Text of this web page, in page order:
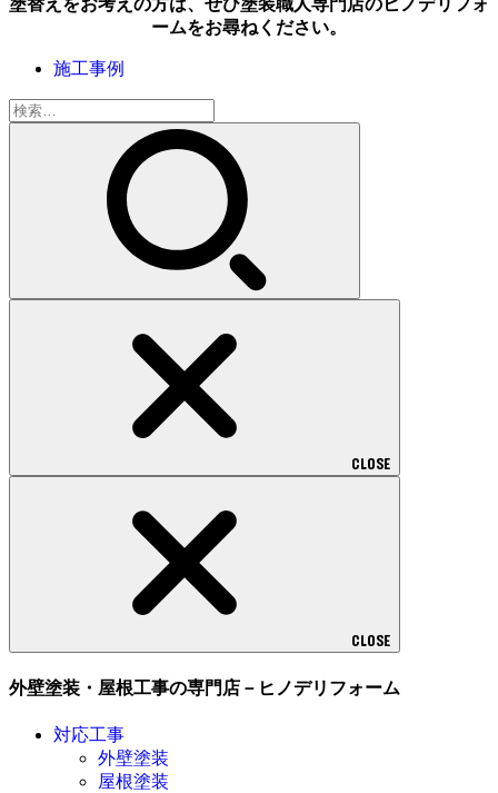
ームをお尋ねください。
施工事例
検
索:
CLOSE
CLOSE
外壁塗装・屋根工事の専門店－ヒノデリフォーム
対応工事
外壁塗装
屋根塗装